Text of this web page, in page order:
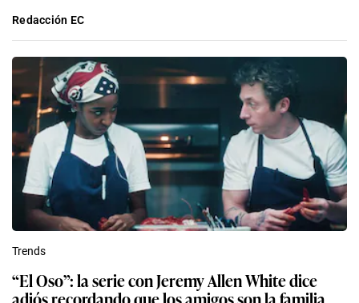
Redacción EC
Trends
“El Oso”: la serie con Jeremy Allen White dice
adiós recordando que los amigos son la familia